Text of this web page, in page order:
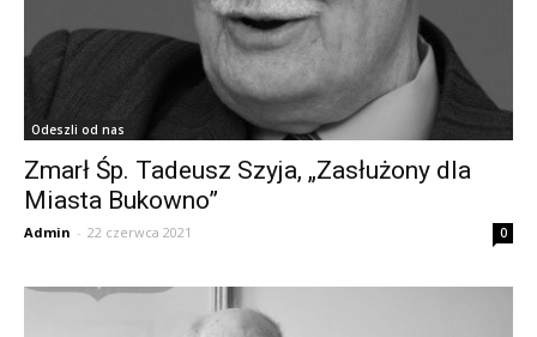
Odeszli od nas
Zmarł Śp. Tadeusz Szyja, „Zasłużony dla
Miasta Bukowno”
Admin - 22 czerwca 2021 0